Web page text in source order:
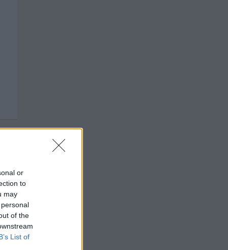
or
to
may
of the
List of